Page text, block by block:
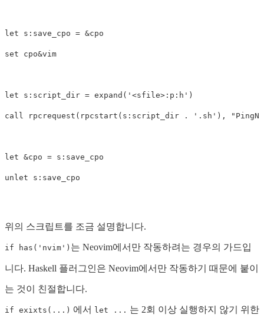
let s:save_cpo = &cpo
set cpo&vim
let s:script_dir = expand ( '<sfile>:p:h' )
call rpcrequest ( rpcstart ( s:script_dir . '.sh' ),
let &cpo = s:save_cpo
unlet s:save_cpo
위의 스크립트를 조금 설명합니다.
if has('nvim') 는 Neovim에서만 작동하려는 경우의 가드입
니다. Haskell 플러그인은 Neovim에서만 작동하기 때문에 붙이
는 것이 친절합니다.
if exixts(...) 에서 let ... 는 2회 이상 실행하지 않기 위한